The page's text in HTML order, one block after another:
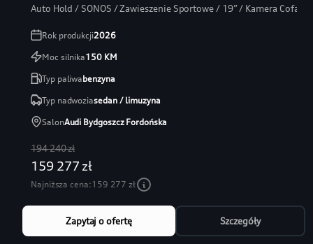
Auto Hold / SONOS / Zawieszenie Sportowe / 19” / Kamera Cofania
Rok produkcji2026
Moc silnika150KM
Typ paliwabenzyna
Typ nadwoziasedan / limuzyna
SalonAudi Bydgoszcz Fordońska
194 240 zł
159 277 zł
Najniższa cena:159 277 zł
Zapytaj o ofertę Szczegóły